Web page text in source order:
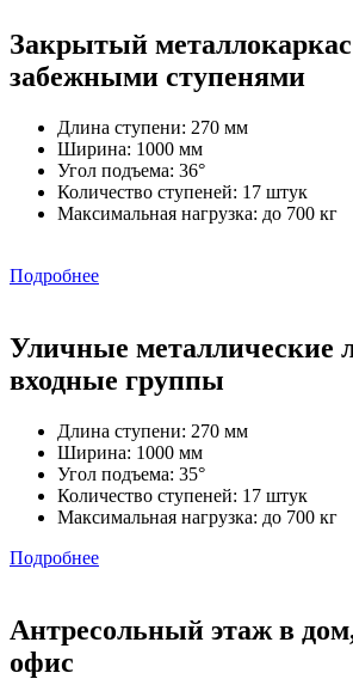
Закрытый металлокаркас
забежными ступенями
Длина ступени: 270 мм
Ширина: 1000 мм
Угол подъема: 36°
Количество ступеней: 17 штук
Максимальная нагрузка: до 700 кг
Подробнее
Уличные металлические
входные группы
Длина ступени: 270 мм
Ширина: 1000 мм
Угол подъема: 35°
Количество ступеней: 17 штук
Максимальная нагрузка: до 700 кг
Подробнее
Антресольный этаж в
офис